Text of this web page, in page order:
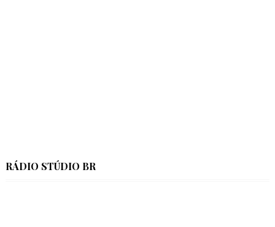
RÁDIO STÚDIO BR